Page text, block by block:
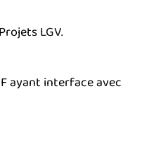
LGV.
ayant interface avec